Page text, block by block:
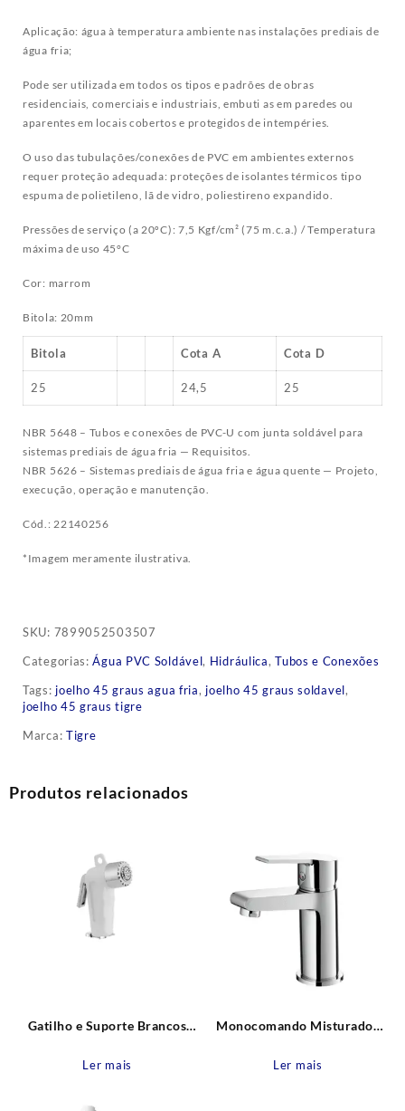
Aplicação: água à temperatura ambiente nas instalações prediais de
água fria;
Pode ser utilizada em todos os tipos e padrões de obras
residenciais, comerciais e industriais, embuti as em paredes ou
aparentes em locais cobertos e protegidos de intempéries.
O uso das tubulações/conexões de PVC em ambientes externos
requer proteção adequada: proteções de isolantes térmicos tipo
espuma de polietileno, lã de vidro, poliestireno expandido.
Pressões de serviço (a 20ºC): 7,5 Kgf/cm² (75 m.c.a.) / Temperatura
máxima de uso 45°C
Cor: marrom
Bitola: 20mm
Bitola Cota A Cota D
25 24,5 25
NBR 5648 – Tubos e conexões de PVC-U com junta soldável para
sistemas prediais de água fria — Requisitos.
NBR 5626 – Sistemas prediais de água fria e água quente — Projeto,
execução, operação e manutenção.
Cód.: 22140256
*Imagem meramente ilustrativa.
SKU: 7899052503507
Categorias:Água PVC Soldável, Hidráulica,Tubos e Conexões
Tags: joelho 45 graus agua fria, joelho 45 graus soldavel,
joelho 45 graus tigre
Marca: Tigre
Produtos relacionados
Gatilho e Suporte Brancos
Metais
Ler mais
Monocomando Misturador
Leão Metais
Ler mais